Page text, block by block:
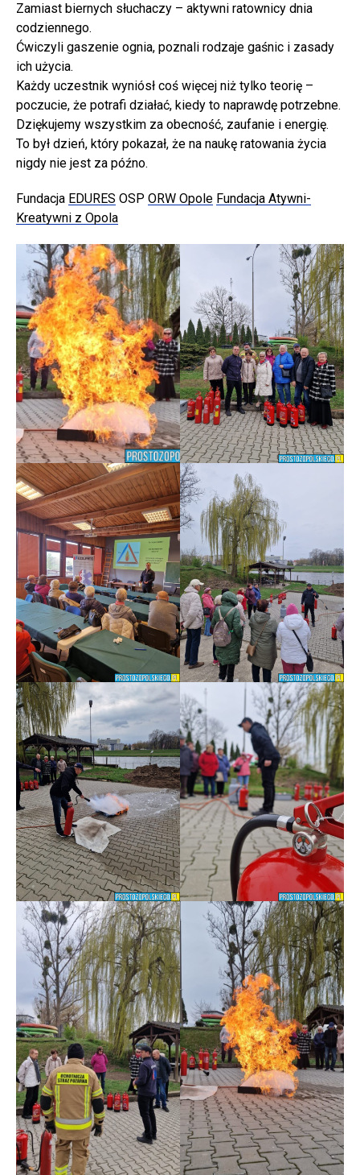
Zamiast biernych słuchaczy – aktywni ratownicy dnia
codziennego.
Ćwiczyli gaszenie ognia, poznali rodzaje gaśnic i zasady
ich użycia.
Każdy uczestnik wyniósł coś więcej niż tylko teorię –
poczucie, że potrafi działać, kiedy to naprawdę potrzebne.
Dziękujemy wszystkim za obecność, zaufanie i energię.
To był dzień, który pokazał, że na naukę ratowania życia
nigdy nie jest za późno.
Fundacja EDURES OSP ORW Opole Fundacja Atywni-
Kreatywni z Opola